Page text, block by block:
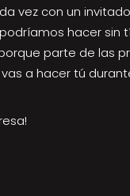
vez con un
hacer sin
parte de las
a hacer tú